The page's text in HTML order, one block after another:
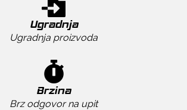
Ugradnja
Ugradnja proizvoda
Brzina
Brz odgovor na upit